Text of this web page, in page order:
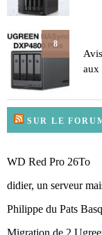
8
aux
SUR LE
WD Red Pro 26To
didier, un serveur
Philippe du Pats
Migration de 2